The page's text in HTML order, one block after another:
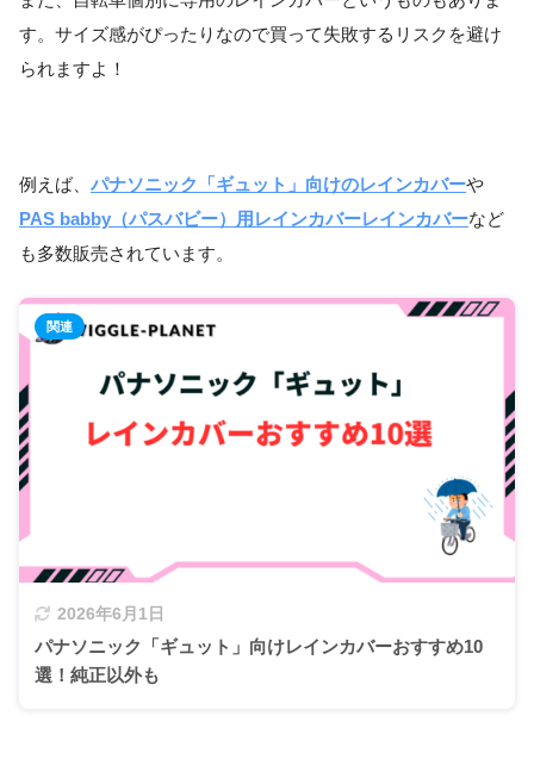
す。サイズ感がぴったりなので買って失敗するリスクを避け
られますよ！
例えば、 パナソニック「ギュット」向けのレインカバーや
PAS babby（パスバビー）用レインカバーレインカバーなど
も多数販売されています。
2026年6月1日
パナソニック「ギュット」向けレインカバーおすすめ10
選！純正以外も